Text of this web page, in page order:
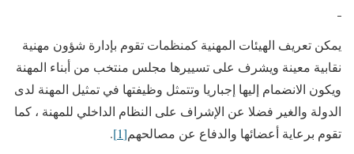
يمكن تعريف الهيئات المهنية كمنظمات تقوم بإدارة شؤون مهنية
نقابية معينة ويشرف على تسييرها مجلس منتخب من أبناء المهنة
ويكون الانضمام إليها إجباريا وتتمثل وظيفتها في تمثيل المهنة لدى
الدولة والغير فضلا عن الإشراف على النظام الداخلي للمهنة ، كما
تقوم برعاية أعضائها والدفاع عن مصالحهم[1]
.